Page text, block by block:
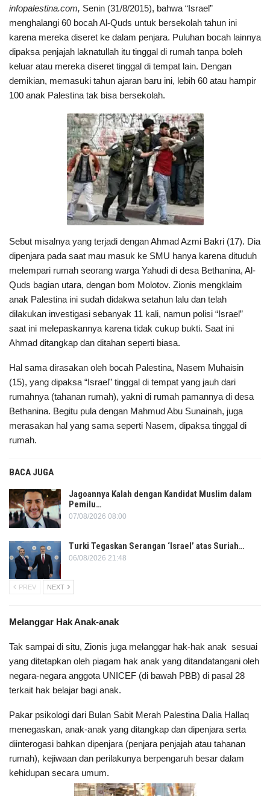
infopalestina.com, Senin (31/8/2015), bahwa “Israel”
menghalangi 60 bocah Al-Quds untuk bersekolah tahun ini
karena mereka diseret ke dalam penjara. Puluhan bocah lainnya
dipaksa penjajah laknatullah itu tinggal di rumah tanpa boleh
keluar atau mereka diseret tinggal di tempat lain. Dengan
demikian, memasuki tahun ajaran baru ini, lebih 60 atau hampir
100 anak Palestina tak bisa bersekolah.
Sebut misalnya yang terjadi dengan Ahmad Azmi Bakri (17). Dia
dipenjara pada saat mau masuk ke SMU hanya karena dituduh
melempari rumah seorang warga Yahudi di desa Bethanina, Al-
Quds bagian utara, dengan bom Molotov. Zionis mengklaim
anak Palestina ini sudah didakwa setahun lalu dan telah
dilakukan investigasi sebanyak 11 kali, namun polisi “Israel”
saat ini melepaskannya karena tidak cukup bukti. Saat ini
Ahmad ditangkap dan ditahan seperti biasa.
Hal sama dirasakan oleh bocah Palestina, Nasem Muhaisin
(15), yang dipaksa “Israel” tinggal di tempat yang jauh dari
rumahnya (tahanan rumah), yakni di rumah pamannya di desa
Bethanina. Begitu pula dengan Mahmud Abu Sunainah, juga
merasakan hal yang sama seperti Nasem, dipaksa tinggal di
rumah.
BACA JUGA
Jagoannya Kalah dengan Kandidat Muslim dalam
Pemilu…
07/08/2026 08:00
Turki Tegaskan Serangan ‘Israel’ atas Suriah…
06/08/2026 21:48
PREV NEXT
Melanggar Hak Anak-anak
Tak sampai di situ, Zionis juga melanggar hak-hak anak sesuai
yang ditetapkan oleh piagam hak anak yang ditandatangani oleh
negara-negara anggota UNICEF (di bawah PBB) di pasal 28
terkait hak belajar bagi anak.
Pakar psikologi dari Bulan Sabit Merah Palestina Dalia Hallaq
menegaskan, anak-anak yang ditangkap dan dipenjara serta
diinterogasi bahkan dipenjara (penjara penjajah atau tahanan
rumah), kejiwaan dan perilakunya berpengaruh besar dalam
kehidupan secara umum.